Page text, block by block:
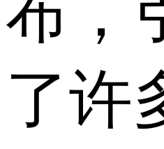
布，
了许